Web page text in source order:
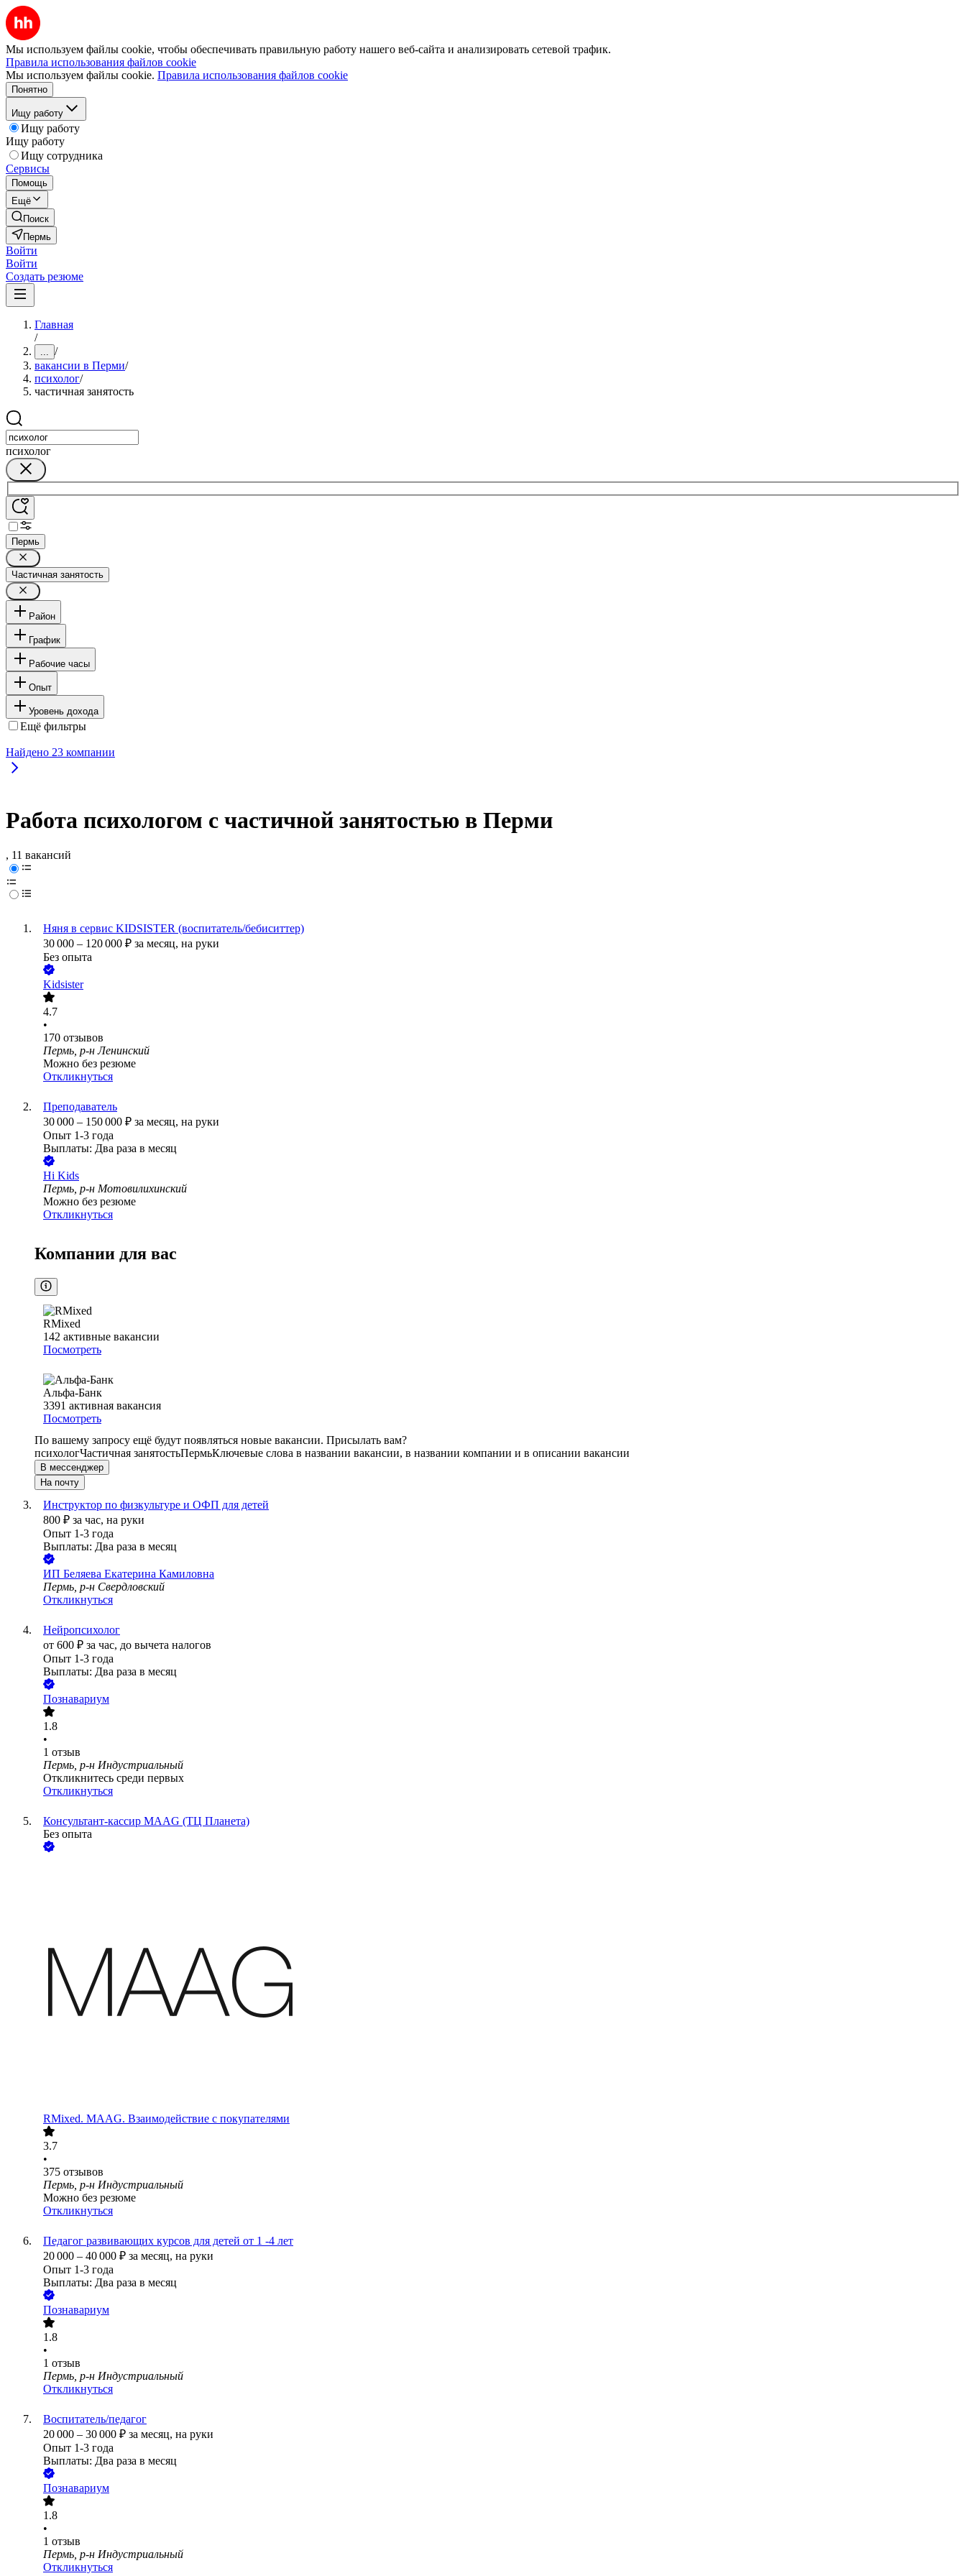
Мы используем файлы cookie, чтобы обеспечивать правильную работу нашего веб-сайта и анализировать сетевой трафик.
Правила использования файлов cookie
Мы используем файлы cookie. Правила использования файлов cookie
Понятно
Ищу работу
Ищу работу
Ищу работу
Ищу сотрудника
Сервисы
Помощь
Ещё
Поиск
Пермь
Войти
Войти
Создать резюме
Главная
/
... /
вакансии в Перми/
психолог/
частичная занятость
психолог
Пермь
Частичная занятость
Район
График
Рабочие часы
Опыт
Уровень дохода
Ещё фильтры
Найдено 23 компании
Работа психологом с частичной занятостью в Перми
, 11 вакансий
Няня в сервис KIDSISTER (воспитатель/бебиситтер)
30 000 – 120 000 ₽ за месяц, на руки
Без опыта
Kidsister
4.7
•
170 отзывов
Пермь, р-н Ленинский
Можно без резюме
Откликнуться
Преподаватель
30 000 – 150 000 ₽ за месяц, на руки
Опыт 1-3 года
Выплаты: Два раза в месяц
Hi Kids
Пермь, р-н Мотовилихинский
Можно без резюме
Откликнуться
Компании для вас
RMixed
142 активные вакансии
Посмотреть
Альфа-Банк
3391 активная вакансия
Посмотреть
По вашему запросу ещё будут появляться новые вакансии. Присылать вам?
психологЧастичная занятостьПермьКлючевые слова в названии вакансии, в названии компании и в описании вакансии
В мессенджер
На почту
Инструктор по физкультуре и ОФП для детей
800 ₽ за час, на руки
Опыт 1-3 года
Выплаты: Два раза в месяц
ИП Беляева Екатерина Камиловна
Пермь, р-н Свердловский
Откликнуться
Нейропсихолог
от 600 ₽ за час, до вычета налогов
Опыт 1-3 года
Выплаты: Два раза в месяц
Познавариум
1.8
•
1 отзыв
Пермь, р-н Индустриальный
Откликнитесь среди первых
Откликнуться
Консультант-кассир MAAG (ТЦ Планета)
Без опыта
RMixed. MAAG. Взаимодействие с покупателями
3.7
•
375 отзывов
Пермь, р-н Индустриальный
Можно без резюме
Откликнуться
Педагог развивающих курсов для детей от 1 -4 лет
20 000 – 40 000 ₽ за месяц, на руки
Опыт 1-3 года
Выплаты: Два раза в месяц
Познавариум
1.8
•
1 отзыв
Пермь, р-н Индустриальный
Откликнуться
Воспитатель/педагог
20 000 – 30 000 ₽ за месяц, на руки
Опыт 1-3 года
Выплаты: Два раза в месяц
Познавариум
1.8
•
1 отзыв
Пермь, р-н Индустриальный
Откликнуться